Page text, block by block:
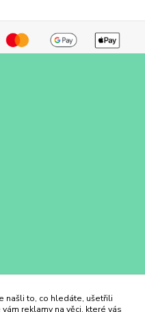
našli to, co hledáte, ušetřili
reklamy na věci, které vás